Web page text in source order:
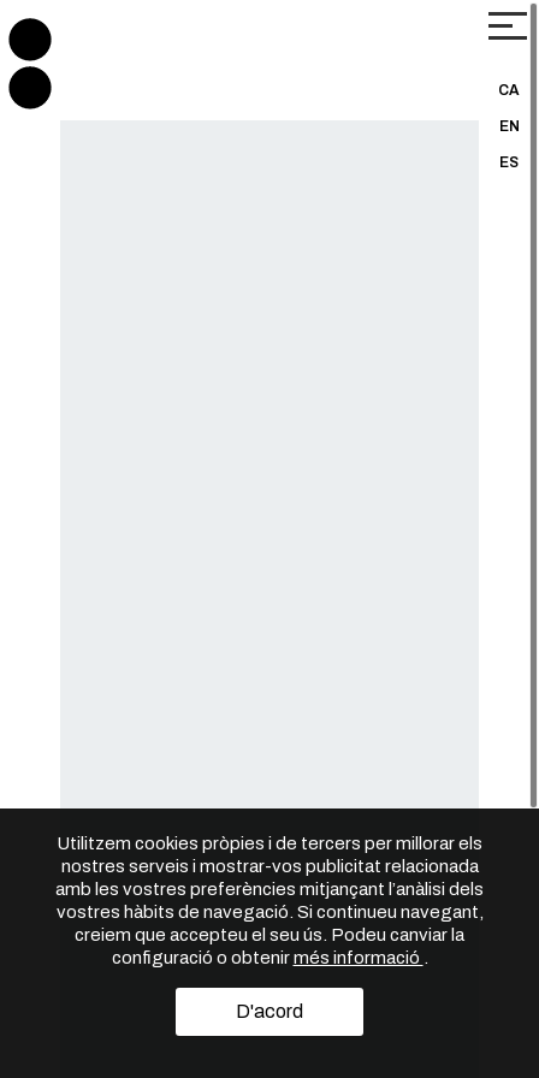
CA
EN
ES
Utilitzem cookies pròpies i de tercers per millorar els
nostres serveis i mostrar-vos publicitat relacionada
amb les vostres preferències mitjançant l’anàlisi dels
vostres hàbits de navegació. Si continueu navegant,
creiem que accepteu el seu ús. Podeu canviar la
configuració o obtenirmés informació
D'acord